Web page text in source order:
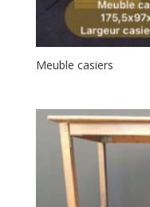
Meuble casiers